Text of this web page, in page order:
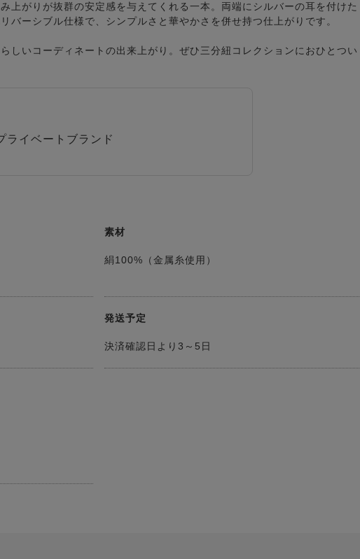
上がりが抜群の安定感を与えてくれる一本。両端にシルバーの耳を付けた
バーシブル仕様で、シンプルさと華やかさを併せ持つ仕上がりです。
しいコーディネートの出来上がり。ぜひ三分紐コレクションにおひとつい
ライベートブランド
素材
絹100%（金属糸使用）
発送予定
決済確認日より3～5日